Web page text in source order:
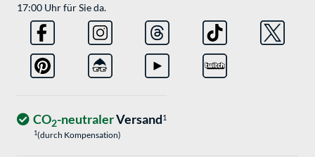
17:00 Uhr für Sie da.
CO2-neutralerVersand1
1(durch Kompensation)